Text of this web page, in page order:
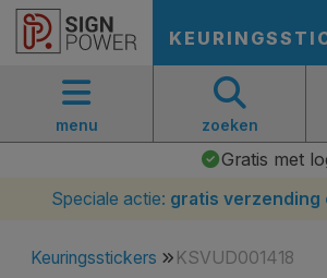
menu zoeken
Gratis met
Speciale actie: gratis verzending
Keuringsstickers KSVUD001418